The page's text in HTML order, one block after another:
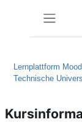
Lernplattform
Technische